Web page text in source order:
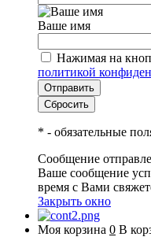
Ваше имя
Нажимая на
политикой
* - обязательные
Сообщение
Ваше сообщение
время с Вами
Закрыть окно
Моя корзина 0 В